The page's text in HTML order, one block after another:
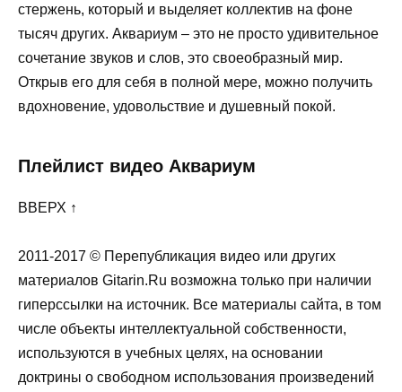
стержень, который и выделяет коллектив на фоне
тысяч других. Аквариум – это не просто удивительное
сочетание звуков и слов, это своеобразный мир.
Открыв его для себя в полной мере, можно получить
вдохновение, удовольствие и душевный покой.
Плейлист видео Аквариум
ВВЕРХ ↑
2011-2017 © Перепубликация видео или других
материалов Gitarin.Ru возможна только при наличии
гиперссылки на источник. Все материалы сайта, в том
числе объекты интеллектуальной собственности,
используются в учебных целях, на основании
доктрины о свободном использования произведений